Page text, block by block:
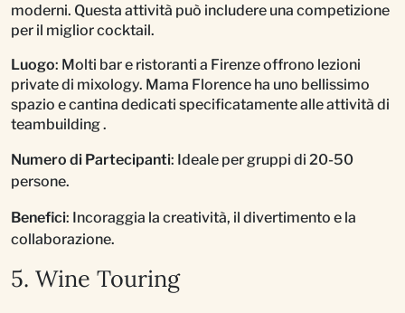
moderni. Questa attività può includere una competizione
per il miglior cocktail.
Luogo: Molti bar e ristoranti a Firenze offrono lezioni
private di mixology. Mama Florence ha uno bellissimo
spazio e cantina dedicati specificatamente alle attività di
teambuilding .
Numero di Partecipanti: Ideale per gruppi di 20-50
persone.
Benefici: Incoraggia la creatività, il divertimento e la
collaborazione.
5. Wine Touring